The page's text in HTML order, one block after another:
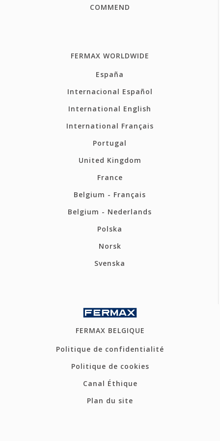
COMMEND
FERMAX WORLDWIDE
España
Internacional Español
International English
International Français
Portugal
United Kingdom
France
Belgium - Français
Belgium - Nederlands
Polska
Norsk
Svenska
FERMAX BELGIQUE
Politique de confidentialité
Politique de cookies
Canal Éthique
Plan du site